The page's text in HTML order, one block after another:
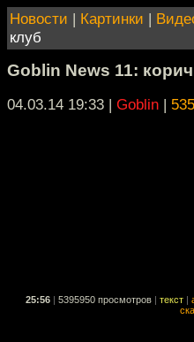
Новости | Картинки |
клуб
Goblin News 11:
04.03.14 19:33 | Goblin |
25:56 5395950 просмотров текст